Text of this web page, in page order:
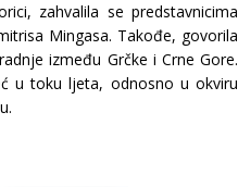
zahvalila se predstavnicima
Mingasa. Takođe, govorila
između Grčke i Crne Gore.
u toku ljeta, odnosno u okviru